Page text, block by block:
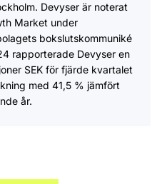
Devyser är noterat
Market under
bokslutskommuniké
rapporterade Devyser en
SEK för fjärde kvartalet
med 41,5 % jämfört
år.